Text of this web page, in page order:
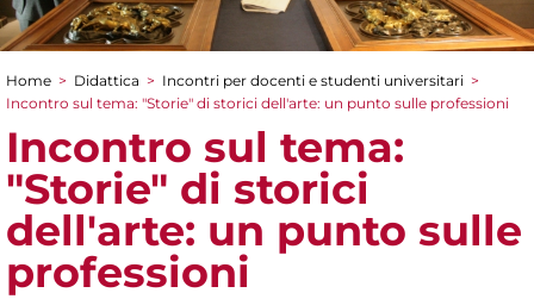
Tu sei qui
Home > Didattica > Incontri per docenti e studenti universitari >
Incontro sul tema: "Storie" di storici dell'arte: un punto sulle professioni
Incontro sul tema:
"Storie" di storici
dell'arte: un punto sulle
professioni